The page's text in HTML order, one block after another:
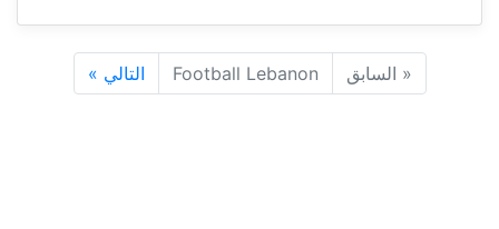
« السابق Football Lebanon التالي »